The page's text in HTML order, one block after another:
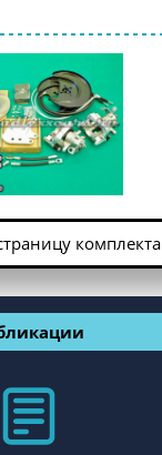
комплекта